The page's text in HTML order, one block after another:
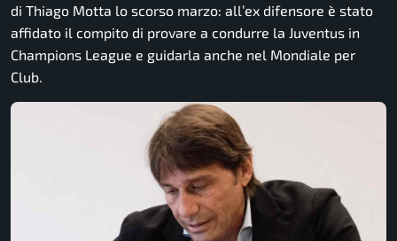
di Thiago Motta lo scorso marzo: all’ex difensore è stato
affidato il compito di provare a condurre la Juventus in
Champions League e guidarla anche nel Mondiale per
Club.